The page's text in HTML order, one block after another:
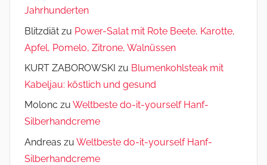
Jahrhunderten
Blitzdiät zu Power-Salat mit Rote Beete, Karotte,
Apfel, Pomelo, Zitrone, Walnüssen
KURT ZABOROWSKI zu Blumenkohlsteak mit
Kabeljau: köstlich und gesund
Molonc zu Weltbeste do-it-yourself Hanf-
Silberhandcreme
Andreas zu Weltbeste do-it-yourself Hanf-
Silberhandcreme